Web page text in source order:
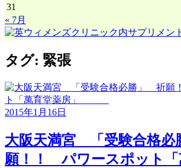
31
« 7月
タグ: 緊張
2015年1月16日
大阪天満宮 「受験合格
願！！ パワースポット「